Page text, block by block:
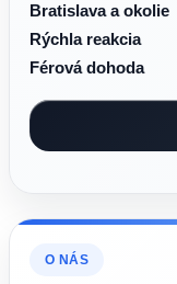
Bratislava a okolie
Rýchla reakcia
Férová dohoda
O NÁS